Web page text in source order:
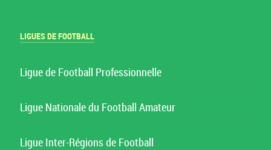
LIGUES DE FOOTBALL
Ligue de Football Professionnelle
Ligue Nationale du Football Amateur
Ligue Inter-Régions de Football